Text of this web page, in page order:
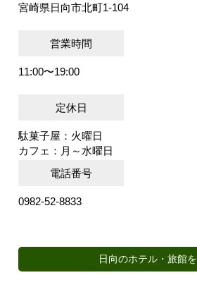
宮崎県日向市北町1-104
営業時間
11:00〜19:00
定休日
駄菓子屋：火曜日
カフェ：月～水曜日
電話番号
0982-52-8833
日向のホテル・旅館